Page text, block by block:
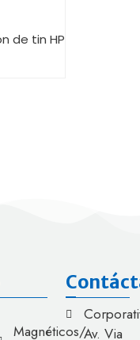
de tin HP
Magnéticos/Av. Via